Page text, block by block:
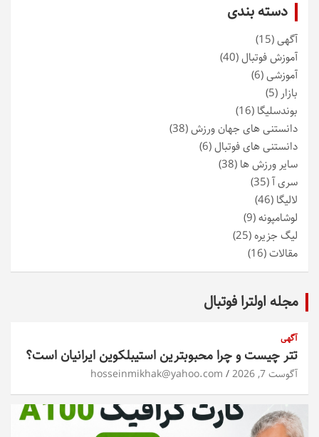
دسته بندی
آگهی(15)
آموزش فوتبال(40)
آموزشی(6)
بازار (5)
بوندسلیگا (16)
دانستنی های جهان ورزش(38)
دانستنی های فوتبال(6)
سایر ورزش ها (38)
سری آ(35)
لالیگا (46)
لوشامپونه(9)
لیگ جزیره(25)
مقالات(16)
مجله اولترا فوتبال
آگهی
تتر چیست و چرا محبوبترین استیبلکوین ایرانیان است؟
آگوست 7, 2026 hosseinmikhak@yahoo.com